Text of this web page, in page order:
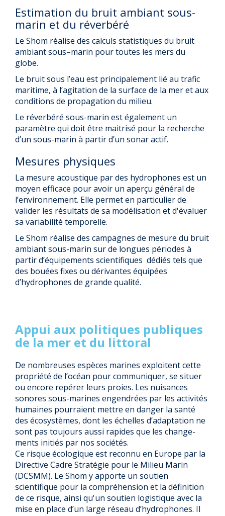
Estimation du bruit ambiant sous-
marin et du réverbéré
Le Shom réalise des calculs statistiques du bruit
ambiant sous–marin pour toutes les mers du
globe.
Le bruit sous l’eau est principalement lié au trafic
maritime, à l’agitation de la surface de la mer et aux
conditions de propagation du milieu.
Le réverbéré sous-marin est également un
paramètre qui doit être maitrisé pour la recherche
d’un sous-marin à partir d’un sonar actif.
Mesures physiques
La mesure acoustique par des hydrophones est un
moyen efficace pour avoir un aperçu général de
l’environnement. Elle permet en particulier de
valider les résultats de sa modélisation et d'évaluer
sa variabilité temporelle.
Le Shom réalise des campagnes de mesure du bruit
ambiant sous-marin sur de longues périodes à
partir d’équipements scientifiques dédiés tels que
des bouées fixes ou dérivantes équipées
d’hydrophones de grande qualité.
Appui aux politiques publiques
de la mer et du littoral
De nombreuses espèces marines exploitent cette
propriété de l’océan pour com­muniquer, se situer
ou encore repérer leurs proies. Les nuisances
sonores sous-marines engendrées par les acti­vités
humaines pourraient mettre en danger la santé
des écosystèmes, dont les échelles d’adaptation ne
sont pas toujours aussi rapides que les change­
ments initiés par nos sociétés.
Ce risque écologique est reconnu en Europe par la
Directive Cadre Stratégie pour le Milieu Marin
(DCSMM). Le Shom y apporte un soutien
scientifique pour la compréhension et la définition
de ce risque, ainsi qu'un soutien logistique avec la
mise en place d’un large réseau d’hydrophones. Il